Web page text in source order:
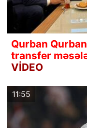
Qurban
transfer
VİDEO
11:55